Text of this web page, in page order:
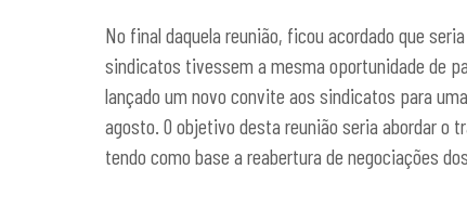
No final daquela reunião, ficou acordado que
sindicatos tivessem a mesma oportunidade de
lançado um novo convite aos sindicatos para
agosto. O objetivo desta reunião seria abordar o
tendo como base a reabertura de negociações